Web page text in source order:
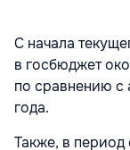
С начала
в госбюджет
по сравнению с
года.
Также, в период